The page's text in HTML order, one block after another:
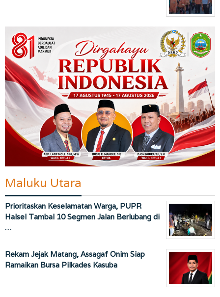
Maluku Utara
Prioritaskan Keselamatan Warga, PUPR
Halsel Tambal 10 Segmen Jalan Berlubang di
…
Rekam Jejak Matang, Assagaf Onim Siap
Ramaikan Bursa Pilkades Kasuba